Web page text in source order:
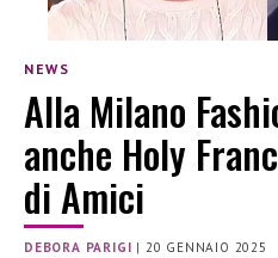
NEWS
Alla Milano
anche Holy
di Amici
DEBORA PARIGI | 20 GENNAIO 2025